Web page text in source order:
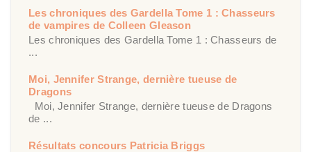
Les chroniques des Gardella Tome 1 : Chasseurs
de vampires de Colleen Gleason
Les chroniques des Gardella Tome 1 : Chasseurs de
...
Moi, Jennifer Strange, dernière tueuse de
Dragons
Moi, Jennifer Strange, dernière tueuse de Dragons
de ...
Résultats concours Patricia Briggs